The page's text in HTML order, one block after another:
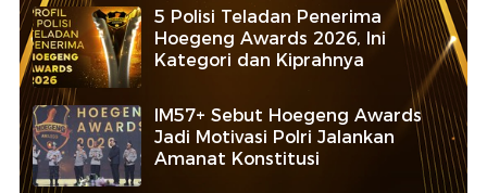
5 Polisi Teladan Penerima
Hoegeng Awards 2026, Ini
Kategori dan Kiprahnya
IM57+ Sebut Hoegeng Awards
Jadi Motivasi Polri Jalankan
Amanat Konstitusi